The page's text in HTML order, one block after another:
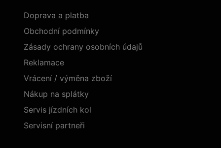
Doprava a platba
Obchodní podmínky
Zásady ochrany osobních údajů
Reklamace
Vrácení / výměna zboží
Nákup na splátky
Servis jízdních kol
Servisní partneři